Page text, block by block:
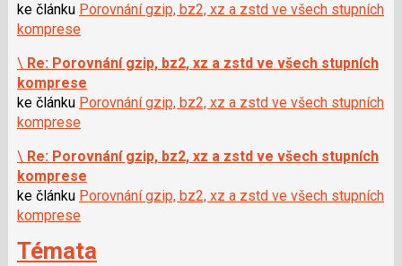
ke článku Porovnání gzip, bz2, xz a zstd ve všech stupních
komprese
\ Re: Porovnání gzip, bz2, xz a zstd ve všech stupních
komprese
ke článku Porovnání gzip, bz2, xz a zstd ve všech stupních
komprese
\ Re: Porovnání gzip, bz2, xz a zstd ve všech stupních
komprese
ke článku Porovnání gzip, bz2, xz a zstd ve všech stupních
komprese
Témata